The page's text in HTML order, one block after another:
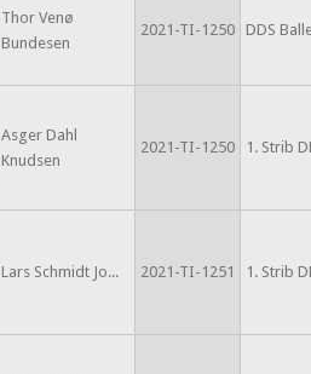
Thor Venø
Bundesen
2021-TI-1250 DDS
Asger Dahl
Knudsen
2021-TI-1250 1. Strib
Lars Schmidt Jo... 2021-TI-1251 1. Strib